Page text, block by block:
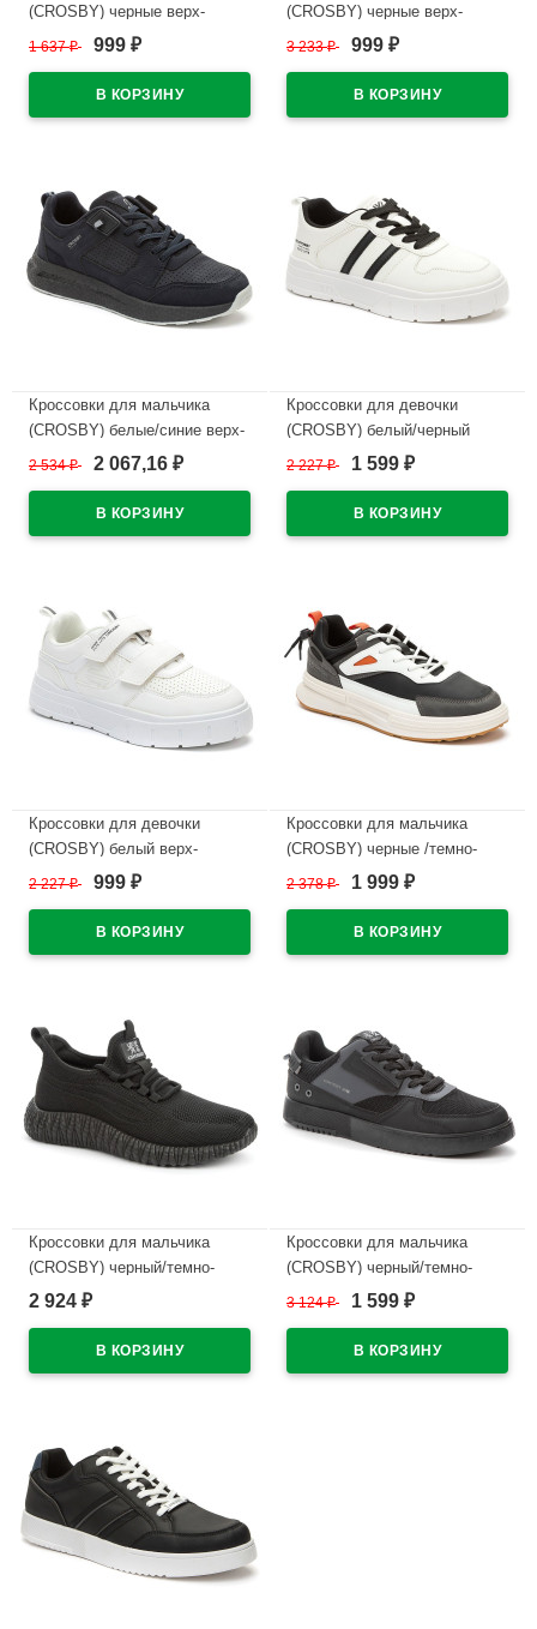
(CROSBY) черные верх-
искусственный нубук
размерный ряд 34-
38арт.248002/03-04
1 637₽ 999 ₽
(CROSBY) черные верх-
искусственная кожа
248298/02-01
3 233₽ 999 ₽
Кроссовки для мальчика
(CROSBY) белые/синие верх-
искусственная кожа+сетка
38-41 арт.248045/03-02
2 534₽ 2 067,16 ₽
Кроссовки для девочки
(CROSBY) белый/черный
верх-искусственная кожа/
арт.248039/04-01
2 227₽ 1 599 ₽
Кроссовки для девочки
(CROSBY) белый верх-
искусственная кожа/сетка
арт.248039/02-02
2 227₽ 999 ₽
Кроссовки для мальчика
(CROSBY) черные /темно-
серый верх-искусственный
искусственная кожа
размерный ряд 38-41
2 378₽ 1 999 ₽
Кроссовки для мальчика
(CROSBY) черный/темно-
серый верх-искуственная
артикул 447007/03-01
2 924 ₽
Кроссовки для мальчика
(CROSBY) черный/темно-
серый верх-искуственная
артикул 447002/04-02
3 124₽ 1 599 ₽